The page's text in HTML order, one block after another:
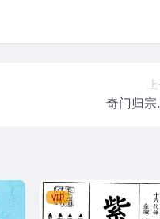
奇门归
VIP